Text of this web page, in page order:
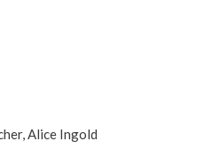
Alice Ingold